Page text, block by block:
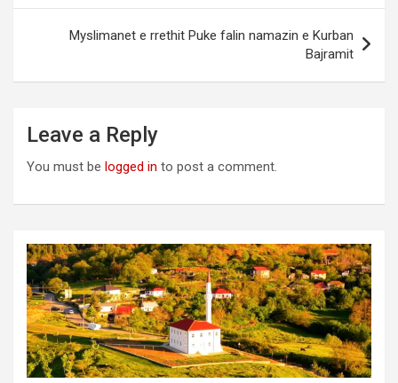
Myslimanet e rrethit Puke falin namazin e Kurban
Bajramit
Leave a Reply
You must be logged in to post a comment.